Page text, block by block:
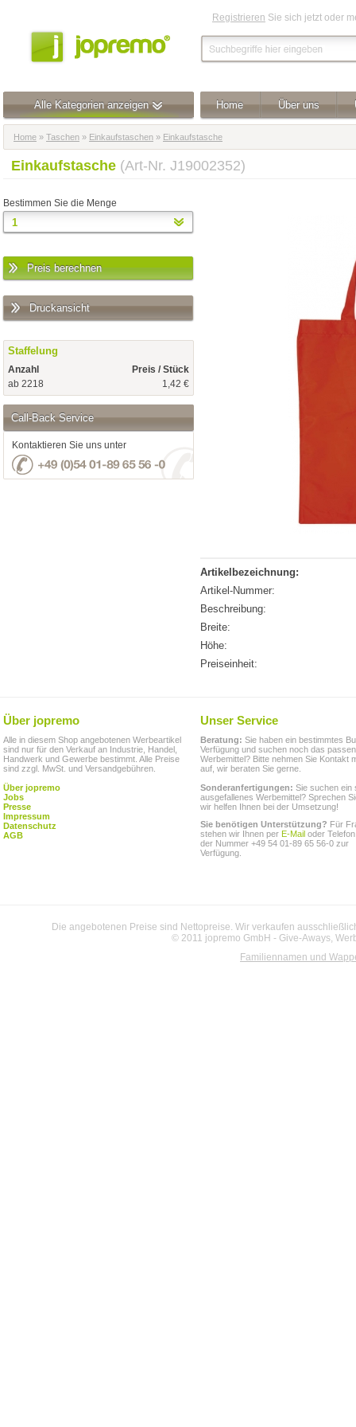
Registrieren Sie sich jetzt oder
Alle Kategorien anzeigen Home Über uns
Home » Taschen » Einkaufstaschen » Einkaufstasche
Einkaufstasche (Art-Nr. J19002352)
Bestimmen Sie die Menge
Preis berechnen
Druckansicht
Staffelung
Anzahl
Preis / Stück
ab 2218
1,42 €
Call-Back Service
Kontaktieren Sie uns unter
Artikelbezeichnung:
Artikel-Nummer:
Beschreibung:
Breite:
Höhe:
Preiseinheit:
Über jopremo
Alle in diesem Shop angebotenen Werbeartikel
sind nur für den Verkauf an Industrie, Handel,
Handwerk und Gewerbe bestimmt. Alle Preise
sind zzgl. MwSt. und Versandgebühren.
Über jopremo
Jobs
Presse
Impressum
Datenschutz
AGB
Unser Service
Beratung: Sie haben ein bestimmtes
Verfügung und suchen noch das
Werbemittel? Bitte nehmen Sie Kontakt
auf, wir beraten Sie gerne.
Sonderanfertigungen: Sie suchen ein
ausgefallenes Werbemittel? Sprechen
wir helfen Ihnen bei der Umsetzung!
Sie benötigen Unterstützung? Für
stehen wir Ihnen per E-Mail oder
der Nummer +49 54 01-89 65 56-0 zur
Verfügung.
Die angebotenen Preise sind Nettopreise. Wir verkaufen
© 2011 jopremo GmbH - Give-Aways,
Familiennamen und